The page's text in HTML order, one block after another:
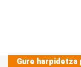
Gure